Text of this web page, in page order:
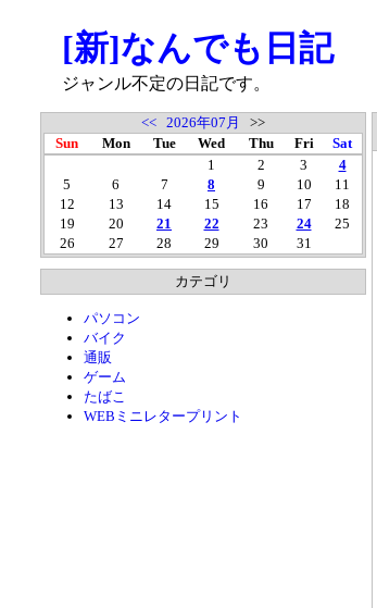
[新]なんでも日記
ジャンル不定の日記です。
<< 2026年07月
>>
Sun
Mon Tue Wed Thu Fri
Sat
1
2 3
4
5
6 7 8 9 10
11
12
13 14 15 16 17
18
19
20 21 22 23 24
25
26
27 28 29 30 31
カテゴリ
パソコン
バイク
通販
ゲーム
たばこ
WEBミニレタープリント